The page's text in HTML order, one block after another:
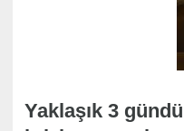
Yaklaşık 3